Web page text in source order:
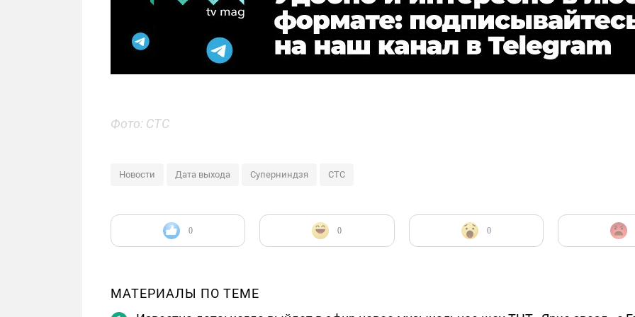
Фото: СТС
Новости Дата выхода Суперниндзя СТС
0 0 0
МАТЕРИАЛЫ ПО ТЕМЕ